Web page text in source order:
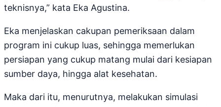
teknisnya,” kata Eka Agustina.
Eka menjelaskan cakupan pemeriksaan dalam
program ini cukup luas, sehingga memerlukan
persiapan yang cukup matang mulai dari kesiapan
sumber daya, hingga alat kesehatan.
Maka dari itu, menurutnya, melakukan simulasi